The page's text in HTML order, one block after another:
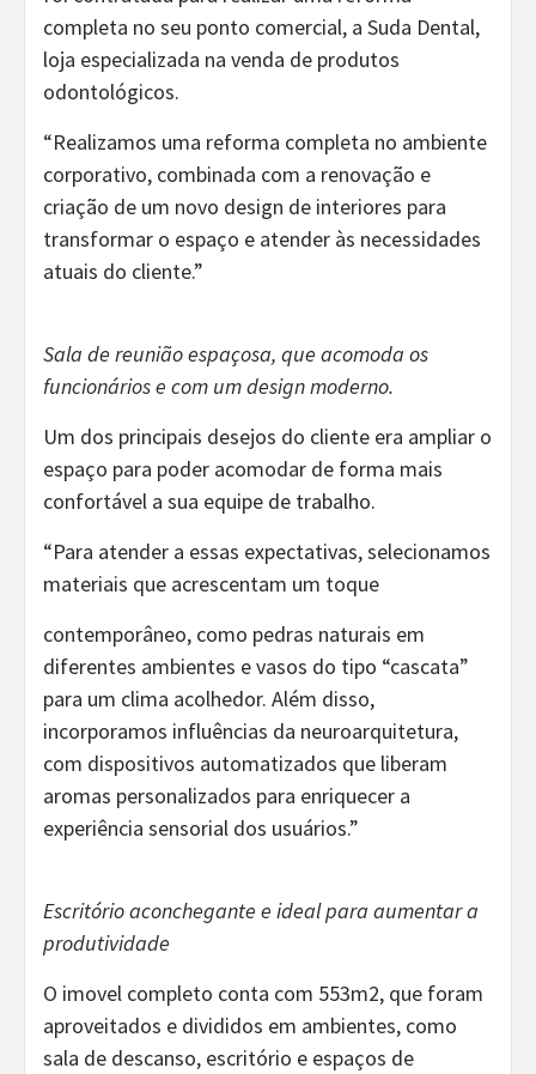
completa no seu ponto comercial, a Suda Dental,
loja especializada na venda de produtos
odontológicos.
“Realizamos uma reforma completa no ambiente
corporativo, combinada com a renovação e
criação de um novo design de interiores para
transformar o espaço e atender às necessidades
atuais do cliente.”
Sala de reunião espaçosa, que acomoda os
funcionários e com um design moderno.
Um dos principais desejos do cliente era ampliar o
espaço para poder acomodar de forma mais
confortável a sua equipe de trabalho.
“Para atender a essas expectativas, selecionamos
materiais que acrescentam um toque
contemporâneo, como pedras naturais em
diferentes ambientes e vasos do tipo “cascata”
para um clima acolhedor. Além disso,
incorporamos influências da neuroarquitetura,
com dispositivos automatizados que liberam
aromas personalizados para enriquecer a
experiência sensorial dos usuários.”
Escritório aconchegante e ideal para aumentar a
produtividade
O imovel completo conta com 553m2, que foram
aproveitados e divididos em ambientes, como
sala de descanso, escritório e espaços de